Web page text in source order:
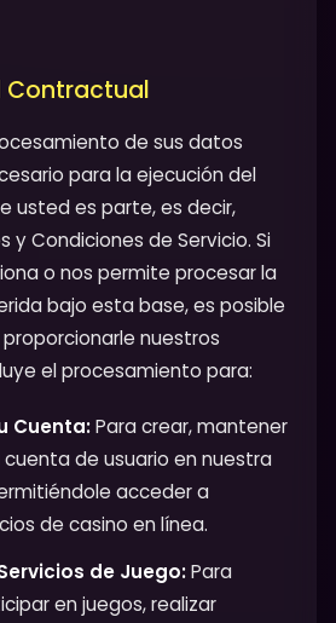
Contractual
de sus datos
para la ejecución del
usted es parte, es decir,
y Condiciones de Servicio. Si
o nos permite procesar la
bajo esta base, es posible
nuestros
el procesamiento para:
Cuenta:Para crear, mantener
de usuario en nuestra
acceder a
de casino en línea.
de Juego:Para
en juegos, realizar